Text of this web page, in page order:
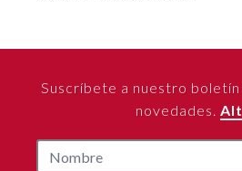
Suscríbete a nuestro
novedades.